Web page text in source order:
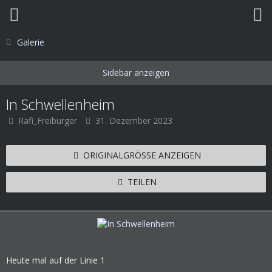
Galerie
In Schwellenheim
Rafi_Freiburger 31. Dezember 2023
ORIGINALGRÖSSE ANZEIGEN
TEILEN
Heute mal auf der Linie 1